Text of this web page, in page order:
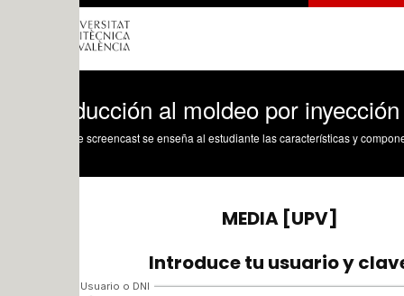
al moldeo por inyección